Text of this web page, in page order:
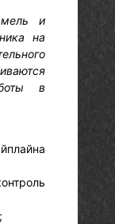
и
на
в